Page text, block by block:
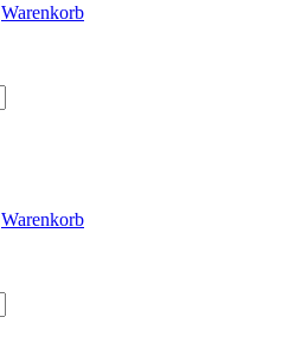
Warenkorb
Warenkorb